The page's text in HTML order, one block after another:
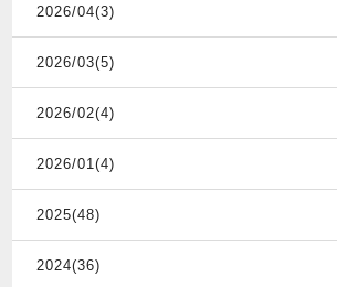
2026/04(3)
2026/03(5)
2026/02(4)
2026/01(4)
2025(48)
2024(36)